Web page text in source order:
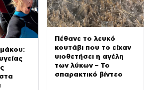
Πέθανε το λευκό
κουτάβι που το είχαν
υιοθετήσει η αγέλη
των λύκων – Το
σπαρακτικό βίντεο